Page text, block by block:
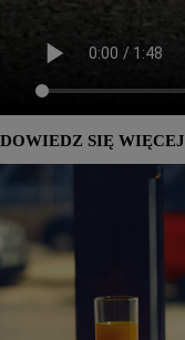
DOWIEDZ SIĘ WIĘCEJ